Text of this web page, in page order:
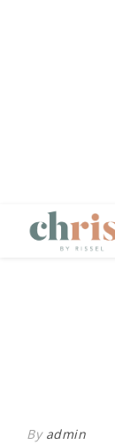
By admin